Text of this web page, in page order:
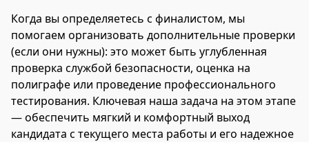
Когда вы определяетесь с финалистом, мы
помогаем организовать дополнительные проверки
(если они нужны): это может быть углубленная
проверка службой безопасности, оценка на
полиграфе или проведение профессионального
тестирования. Ключевая наша задача на этом этапе
— обеспечить мягкий и комфортный выход
кандидата с текущего места работы и его надежное